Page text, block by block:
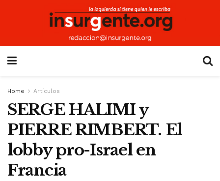
Home Artículos
SERGE HALIMI y
PIERRE RIMBERT. El
lobby pro-Israel en
Francia